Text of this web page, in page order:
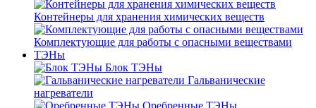
Контейнеры для хранения химических веществ
Комплектующие для работы с опасными веществами
ТЭНы
Блок ТЭНы
Гальванические
нагреватели
Оребренные ТЭНы